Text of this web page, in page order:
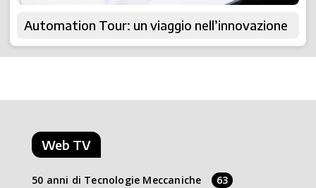
Automation Tour: un viaggio nell’innovazione
Web TV
50 anni di Tecnologie Meccaniche 63